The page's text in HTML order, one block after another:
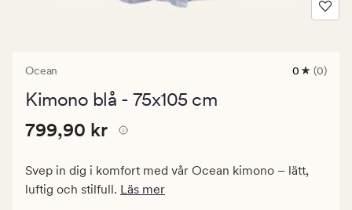
Ocean
0
0
0 (0)
Kimono blå - 75x105 cm
Pris
799,90
Ordinarie
Pris 799,90 kr
799,90 kr
Svep in dig i komfort med vår Ocean kimono – lätt,
luftig och stilfull. Läs mer